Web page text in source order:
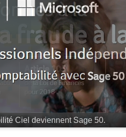
cher. Equipez-vous dès